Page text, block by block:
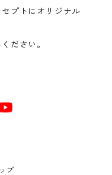
プトにオリジナル
ださい。
プ